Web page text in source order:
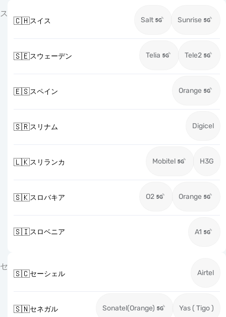
ス
🇨🇭スイス Salt Sunrise
🇸🇪スウェーデン Telia Tele2
🇪🇸スペイン Orange
🇸🇷スリナム Digicel
🇱🇰スリランカ Mobitel H3G
🇸🇰スロバキア O2 Orange
🇸🇮スロベニア A1
セ
🇸🇨セーシェル Airtel
🇸🇳セネガル Sonatel(Orange) Yas ( Tigo )